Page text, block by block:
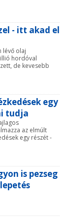
- itt akad el
lévő olaj
hordóval
de kevesebb
egy
tudja
az elmúlt
egy részét -
is pezseg